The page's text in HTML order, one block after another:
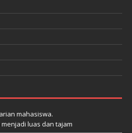
mahasiswa.
luas dan tajam